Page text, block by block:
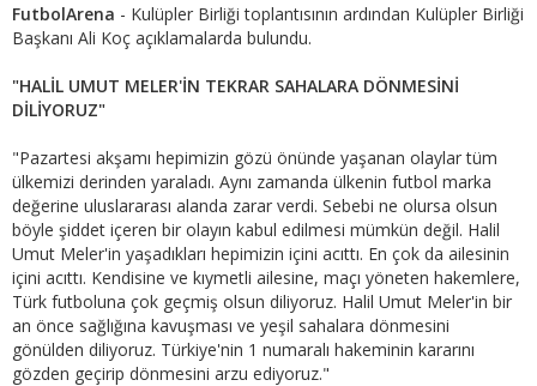
FutbolArena - Kulüpler Birliği toplantısının ardından Kulüpler Birliği
Başkanı Ali Koç açıklamalarda bulundu.
"HALİL UMUT MELER'İN TEKRAR SAHALARA DÖNMESİNİ
DİLİYORUZ"
"Pazartesi akşamı hepimizin gözü önünde yaşanan olaylar tüm
ülkemizi derinden yaraladı. Aynı zamanda ülkenin futbol marka
değerine uluslararası alanda zarar verdi. Sebebi ne olursa olsun
böyle şiddet içeren bir olayın kabul edilmesi mümkün değil. Halil
Umut Meler'in yaşadıkları hepimizin içini acıttı. En çok da ailesinin
içini acıttı. Kendisine ve kıymetli ailesine, maçı yöneten hakemlere,
Türk futboluna çok geçmiş olsun diliyoruz. Halil Umut Meler'in bir
an önce sağlığına kavuşması ve yeşil sahalara dönmesini
gönülden diliyoruz. Türkiye'nin 1 numaralı hakeminin kararını
gözden geçirip dönmesini arzu ediyoruz."